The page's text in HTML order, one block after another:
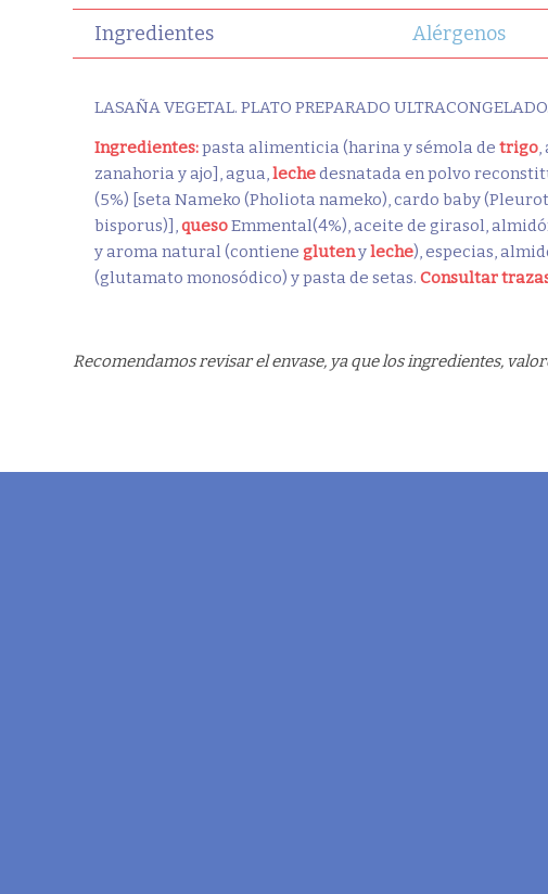
Ingredientes Alérgenos
LASAÑA VEGETAL. PLATO PREPARADO ULTRACONGELADO.
Ingredientes:pasta alimenticia (harina y sémola de trigo,
zanahoria y ajo], agua,lechedesnatada en polvo
(5%) [seta Nameko (Pholiota nameko), cardo baby
bisporus)],quesoEmmental(4%), aceite de girasol,
y aroma natural (contiene glutenyleche), especias,
(glutamato monosódico) y pasta de setas. Consultar
Recomendamos revisar el envase, ya que los ingredientes,